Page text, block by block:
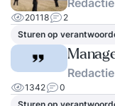
20118
2
Sturen op
1342
0